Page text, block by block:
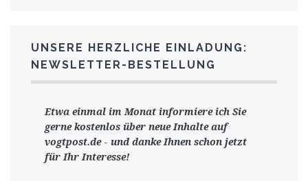
UNSERE HERZLICHE EINLADUNG:
NEWSLETTER-BESTELLUNG
Etwa einmal im Monat informiere ich Sie
gernekostenlos über neue Inhalte auf
vogtpost.de- und danke Ihnen schon jetzt
für Ihr Interesse!